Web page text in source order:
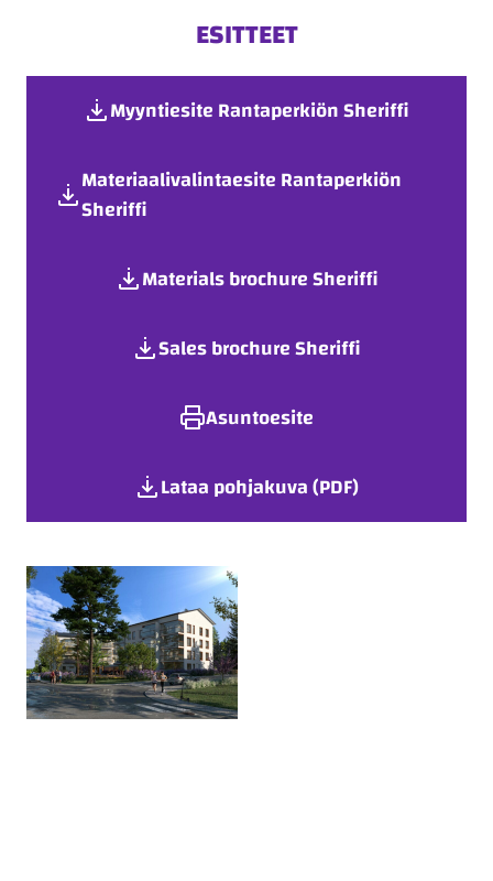
ESITTEET
Myyntiesite Rantaperkiön Sheriffi
Materiaalivalintaesite Rantaperkiön
Sheriffi
Materials brochure Sheriffi
Sales brochure Sheriffi
Asuntoesite
Lataa pohjakuva (PDF)